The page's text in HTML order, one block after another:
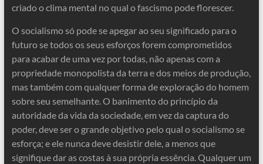
criado o clima mental no qual o fascismo pode florescer.
O socialismo só pode se apegar ao seu significado para o
futuro se todos os seus esforços forem comprometidos
para acabar de uma vez por todas, não apenas com a
propriedade monopolista da terra e dos meios de produção,
mas também com qualquer forma de exploração do homem
sobre seu semelhante. O banimento do princípio da
autoridade da vida da sociedade, em vez da captura do
poder, deve ser o grande objetivo pelo qual o socialismo se
esforça; e ele nunca deve desistir dele, a menos que
signifique dar as costas à sua própria essência. Qualquer um